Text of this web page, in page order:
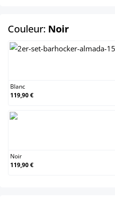
Couleur: Noirselect
Blanc
119,90 €
Noir
119,90 €